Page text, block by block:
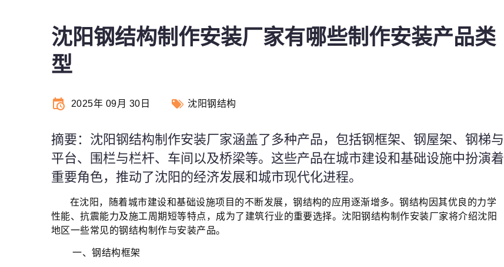
沈阳钢结构制作安装厂家有哪些制作安装产品类
型
2025年 09月 30日 沈阳钢结构
摘要：沈阳钢结构制作安装厂家涵盖了多种产品，包括钢框架、钢屋架、钢梯与
平台、围栏与栏杆、车间以及桥梁等。这些产品在城市建设和基础设施中扮演着
重要角色，推动了沈阳的经济发展和城市现代化进程。
在沈阳，随着城市建设和基础设施项目的不断发展，钢结构的应用逐渐增多。钢结构因其优良的力学
性能、抗震能力及施工周期短等特点，成为了建筑行业的重要选择。沈阳钢结构制作安装厂家将介绍沈阳
地区一些常见的钢结构制作与安装产品。
一、钢结构框架